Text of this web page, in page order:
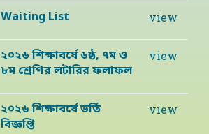
Waiting List view
২০২৬ শিক্ষাবর্ষে ৬ষ্ঠ, ৭ম ও
৮ম শ্রেণির লটারির ফলাফল
view
২০২৬ শিক্ষাবর্ষে ভর্তি
বিজ্ঞপ্তি
view